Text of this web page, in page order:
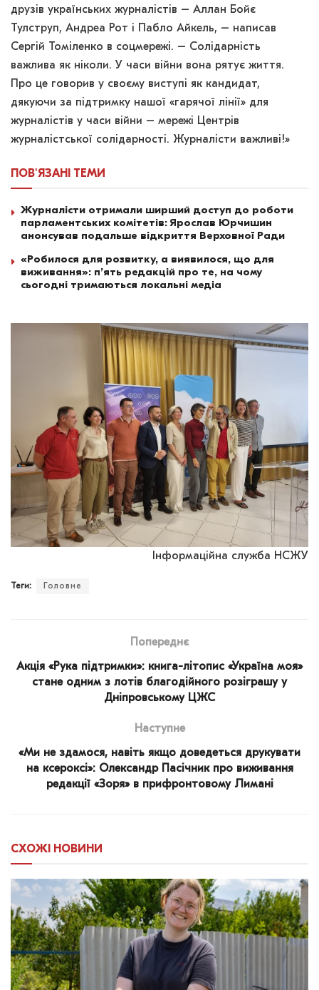
друзів українських журналістів – Аллан Бойє
Тулструп, Андреа Рот і Пабло Айкель, – написав
Сергій Томіленко в соцмережі. – Солідарність
важлива як ніколи. У часи війни вона рятує життя.
Про це говорив у своєму виступі як кандидат,
дякуючи за підтримку нашої «гарячої лінії» для
журналістів у часи війни – мережі Центрів
журналістської солідарності. Журналісти важливі!»
ПОВ'ЯЗАНІ ТЕМИ
Журналісти отримали ширший доступ до роботи
парламентських комітетів: Ярослав Юрчишин
анонсував подальше відкриття Верховної Ради
«Робилося для розвитку, а виявилося, що для
виживання»: п’ять редакцій про те, на чому
сьогодні тримаються локальні медіа
Інформаційна служба НСЖУ
Теги: Головне
Попереднє
Акція «Рука підтримки»: книга-літопис «Україна моя»
стане одним з лотів благодійного розіграшу у
Дніпровському ЦЖС
Наступне
«Ми не здамося, навіть якщо доведеться друкувати
на ксероксі»: Олександр Пасічник про виживання
редакції «Зоря» в прифронтовому Лимані
СХОЖІ НОВИНИ